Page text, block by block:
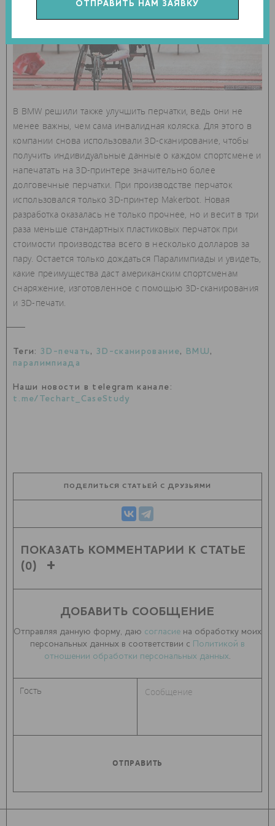
В BMW решили также улучшить перчатки, ведь они не
менее важны, чем сама инвалидная коляска. Для этого в
компании снова использовали 3D-сканирование, чтобы
получить индивидуальные данные о каждом спортсмене и
напечатать на 3D-принтере значительно более
долговечные перчатки. При производстве перчаток
использовался только 3D-принтер Makerbot. Новая
разработка оказалась не только прочнее, но и весит в три
раза меньше стандартных пластиковых перчаток при
стоимости производства всего в несколько долларов за
пару. Остается только дождаться Паралимпиады и увидеть,
какие преимущества даст американским спортсменам
снаряжение, изготовленное с помощью 3D-сканирования
и 3D-печати.
Теги:3D-печать , 3D-сканирование, BMW ,
паралимпиада
Наши новости в telegram канале:
t.me/Techart_CaseStudy
ПОДЕЛИТЬСЯ СТАТЬЕЙ С ДРУЗЬЯМИ
ПОКАЗАТЬ КОММЕНТАРИИ К СТАТЬЕ
(0)
ДОБАВИТЬ СООБЩЕНИЕ
Отправляя данную форму, даю согласие на обработку моих
персональных данных в соответствии с Политикой в
отношении обработки персональных данных